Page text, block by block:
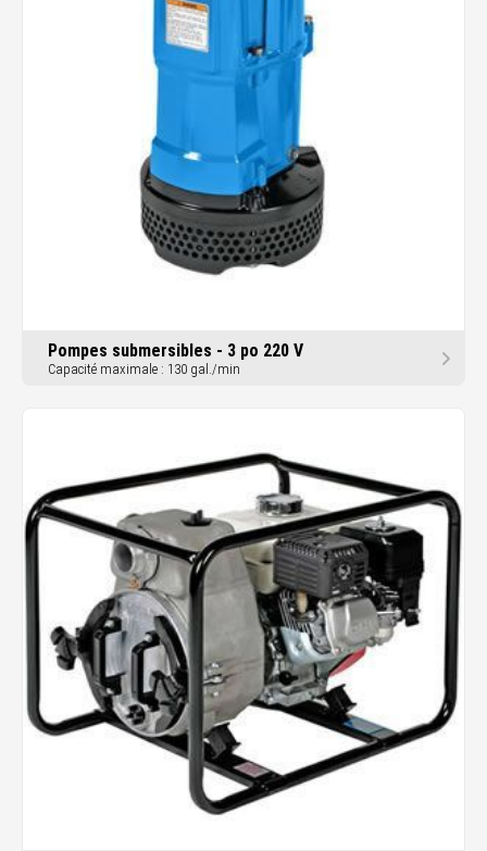
Pompes submersibles - 3 po 220 V
Capacité maximale : 130 gal./min